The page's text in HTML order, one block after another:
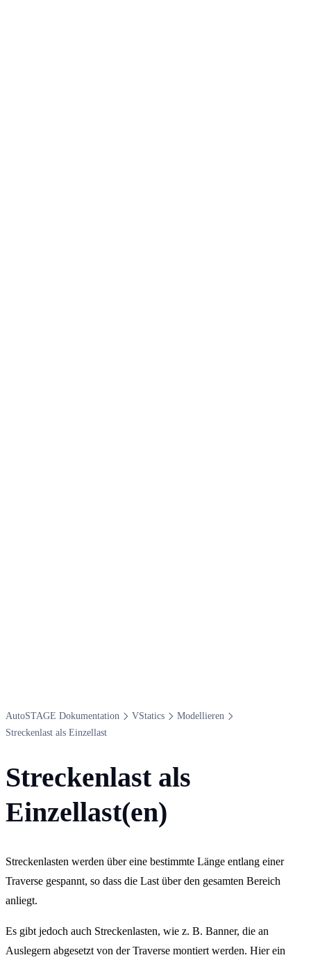
Auto​STAGE Dokumentation V​Statics
Modellieren
Streckenlast als Einzellast
Streckenlast als
Einzellast(en)
Streckenlasten werden über eine bestimmte Länge entlang einer
Traverse gespannt, so dass die Last über den gesamten Bereich
anliegt.
Es gibt jedoch auch Streckenlasten, wie z. B. Banner, die an
Auslegern abgesetzt von der Traverse montiert werden. Hier ein